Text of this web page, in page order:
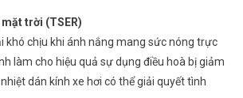
trời (TSER)
khó chịu khi ánh nắng mang sức nóng trực
làm cho hiệu quả sự dụng điều hoà bị giảm
dán kính xe hơi có thể giải quyết tình